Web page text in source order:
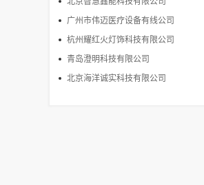
广州市伟迈医疗设备有线公司
杭州耀红火灯饰科技有限公司
青岛澄明科技有限公司
北京海洋诚实科技有限公司